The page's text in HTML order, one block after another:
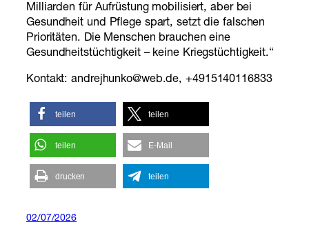
Milliarden für Aufrüstung mobilisiert, aber bei
Gesundheit und Pflege spart, setzt die falschen
Prioritäten. Die Menschen brauchen eine
Gesundheitstüchtigkeit – keine Kriegstüchtigkeit.“
Kontakt: andrejhunko@web.de, +4915140116833
teilen teilen
teilen E-Mail
drucken teilen
02/07/2026